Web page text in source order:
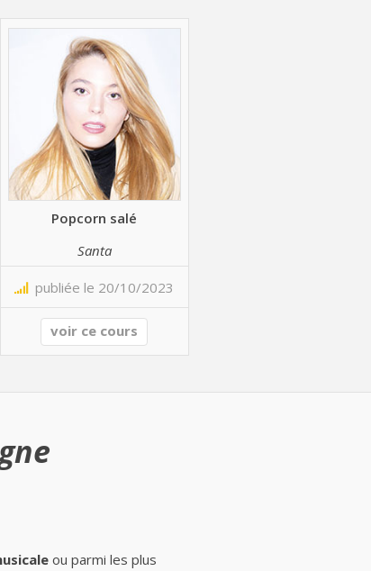
Popcorn salé
Santa
publiée le 20/10/2023
voir ce cours
ou parmi les plus